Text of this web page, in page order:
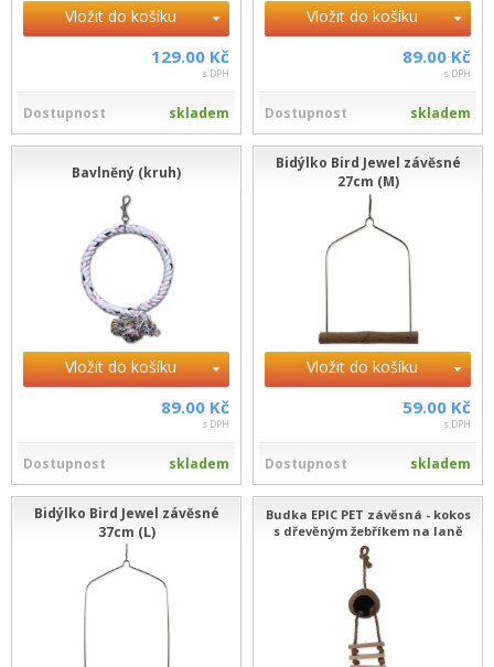
Vložit do košíku
129.00 Kč
s DPH
Dostupnost skladem
Vložit do košíku
89.00 Kč
s DPH
Dostupnost skladem
Bavlněný (kruh)
Vložit do košíku
89.00 Kč
s DPH
Dostupnost skladem
Bidýlko Bird Jewel závěsné
27cm (M)
Vložit do košíku
59.00 Kč
s DPH
Dostupnost skladem
Bidýlko Bird Jewel závěsné
37cm (L)
Budka EPIC PET závěsná - kokos
s dřevěným žebříkem na laně